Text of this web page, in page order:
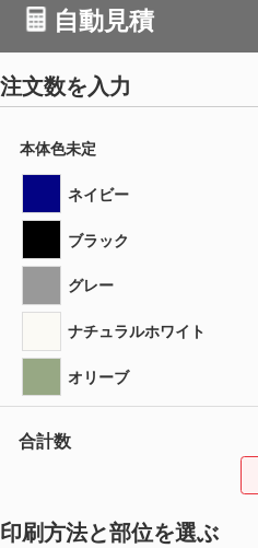
自動見積
注文数を入力
本体色未定
ネイビー
ブラック
グレー
ナチュラルホワイト
オリーブ
合計数
印刷方法と部位を選ぶ